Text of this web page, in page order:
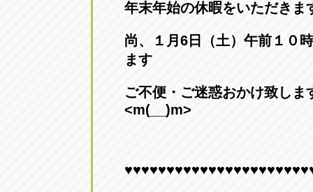
年末年始の休暇をいただきま
尚、１月6日（土）午前１０
ます
ご不便・ご迷惑おかけ致し
<m(__)m>